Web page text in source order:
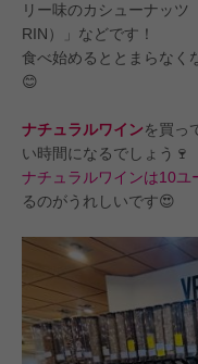
リー味のカシューナッツ
RIN）」などです！
食べ始めるととまらなく
😊
ナチュラルワインを買っ
い時間になるでしょう🍷
ナチュラルワインは10ユ
るのがうれしいです😍